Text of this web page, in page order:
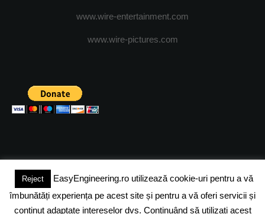
www.wire-entertainment.com
www.wire-pictures.com
(c) 2024 - FineEngineeringMagazine. All rights reserved.
DESPRE NOI ADVERTISING JOBS DESPRE COOKIES
Reject
EasyEngineering.ro utilizează cookie-uri pentru a vă
îmbunătăți experiența pe acest site și pentru a vă oferi servicii și
conținut adaptate intereselor dvs. Continuând să utilizați acest